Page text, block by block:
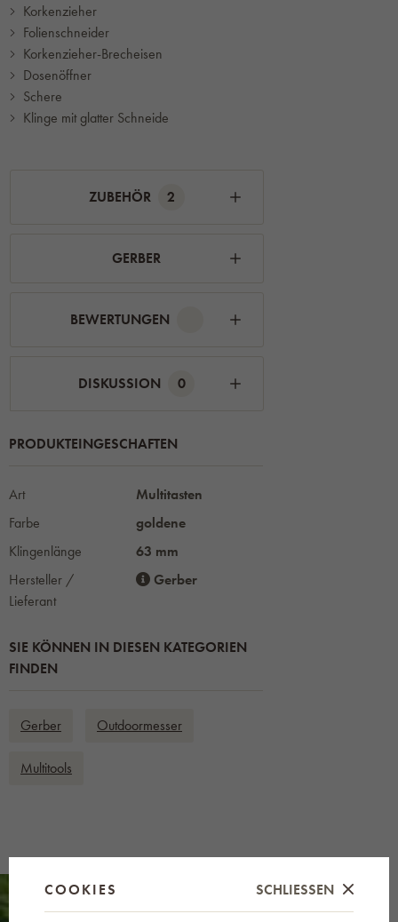
Korkenzieher
Folienschneider
Korkenzieher-Brecheisen
Dosenöffner
Schere
Klinge mit glatter Schneide
ZUBEHÖR 2
GERBER
BEWERTUNGEN
DISKUSSION 0
PRODUKTEINGESCHAFTEN
Art
Multitasten
Farbe
goldene
Klingenlänge
63 mm
Hersteller /
Lieferant
Gerber
SIE KÖNNEN IN DIESEN KATEGORIEN
FINDEN
Gerber Outdoormesser
Multitools
COOKIES SCHLIESSEN